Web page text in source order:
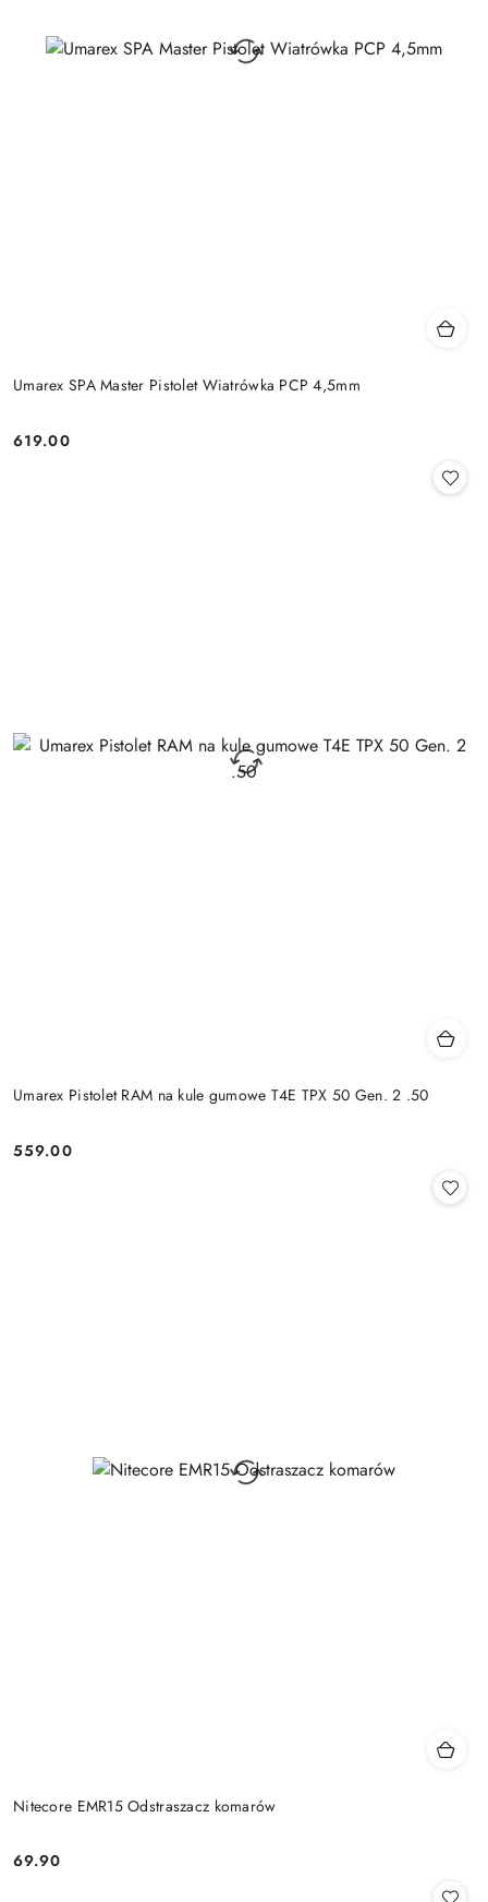
Umarex SPA Master Pistolet Wiatrówka PCP 4,5mm
Cena:
619.00
Umarex Pistolet RAM na kule gumowe T4E TPX 50 Gen. 2 .50
Cena:
559.00
Nitecore EMR15 Odstraszacz komarów
Cena:
69.90